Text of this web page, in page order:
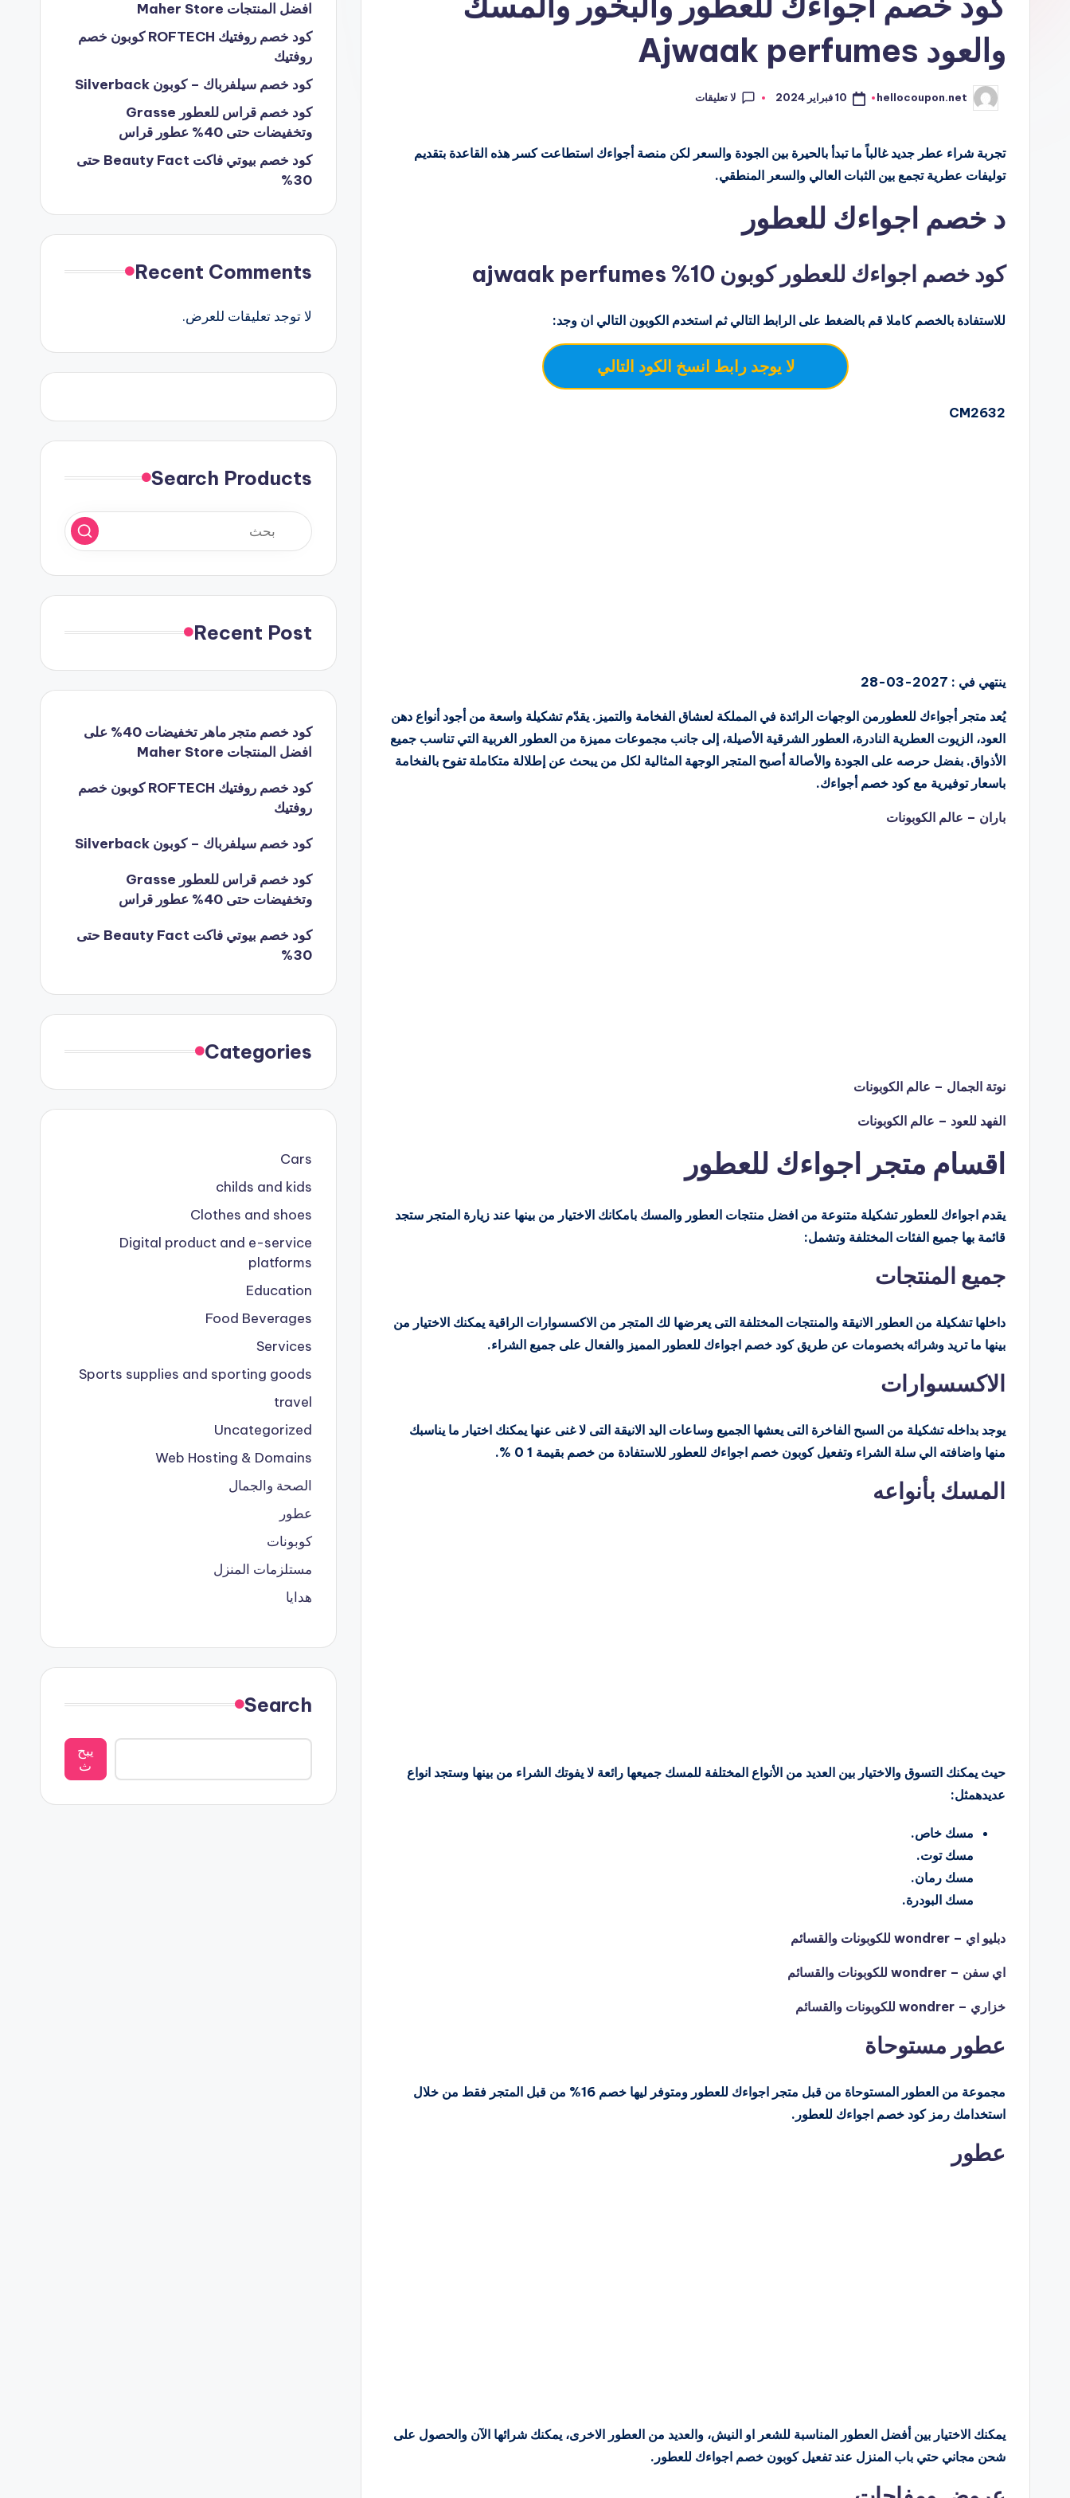
والعود Ajwaak perfumes
تمّ
النشر
hellocoupon.net 10 فبراير 2024 لا تعليقات
تجربة شراء عطر جديد غالباً ما تبدأ بالحيرة بين الجودة والسعر لكن منصة أجواءك استطاعت كسر هذه القاعدة بتقديم
توليفات عطرية تجمع بين الثبات العالي والسعر المنطقي.
د خصم اجواءك للعطور
كود خصم اجواءك للعطور كوبون 10% ajwaak perfumes
للاستفادة بالخصم كاملا قم بالضغط على الرابط التالي ثم استخدم الكوبون التالي ان وجد:
لا يوجد رابط انسخ الكود التالي
CM2632
ينتهي في : 2027-03-28
يُعد متجر أجواءك للعطورمن الوجهات الرائدة في المملكة لعشاق الفخامة والتميز. يقدّم تشكيلة واسعة من أجود أنواع دهن
العود، الزيوت العطرية النادرة، العطور الشرقية الأصيلة، إلى جانب مجموعات مميزة من العطور الغربية التي تناسب جميع
الأذواق. بفضل حرصه على الجودة والأصالة أصبح المتجر الوجهة المثالية لكل من يبحث عن إطلالة متكاملة تفوح بالفخامة
باسعار توفيرية مع كود خصم أجواءك.
باران – عالم الكوبونات
نوتة الجمال – عالم الكوبونات
الفهد للعود – عالم الكوبونات
اقسام متجر اجواءك للعطور
يقدم اجواءك للعطور تشكيلة متنوعة من افضل منتجات العطور والمسك بامكانك الاختيار من بينها عند زيارة المتجر ستجد
قائمة بها جميع الفئات المختلفة وتشمل:
جميع المنتجات
داخلها تشكيلة من العطور الانيقة والمنتجات المختلفة التى يعرضها لك المتجر من الاكسسوارات الراقية يمكنك الاختيار من
بينها ما تريد وشرائه بخصومات عن طريق كود خصم اجواءك للعطور المميز والفعال على جميع الشراء.
الاكسسوارات
يوجد بداخله تشكيلة من السبح الفاخرة التى يعشها الجميع وساعات اليد الانيقة التى لا غنى عنها يمكنك اختيار ما يناسبك
منها واضافته الي سلة الشراء وتفعيل كوبون خصم اجواءك للعطور للاستفادة من خصم بقيمة 1 0 %.
المسك بأنواعه
حيث يمكنك التسوق والاختيار بين العديد من الأنواع المختلفة للمسك جميعها رائعة لا يفوتك الشراء من بينها وستجد انواع
عديدهمثل:
مسك خاص.
مسك توت.
مسك رمان.
مسك البودرة.
دبليو اي – wondrer للكوبونات والقسائم
اي سفن – wondrer للكوبونات والقسائم
خزاري – wondrer للكوبونات والقسائم
عطور مستوحاة
مجموعة من العطور المستوحاة من قبل متجر اجواءك للعطور ومتوفر ليها خصم 16% من قبل المتجر فقط من خلال
استخدامك رمز كود خصم اجواءك للعطور.
عطور
يمكنك الاختيار بين أفضل العطور المناسبة للشعر او النيش، والعديد من العطور الاخرى، يمكنك شرائها الآن والحصول على
شحن مجاني حتي باب المنزل عند تفعيل كوبون خصم اجواءك للعطور.
افضل المنتجات Maher Store
كود خصم روفتيك ROFTECH كوبون خصم
روفتيك
كود خصم سيلفرباك – كوبون Silverback
كود خصم قراس للعطور Grasse
وتخفيضات حتى 40% عطور قراس
كود خصم بيوتي فاكت Beauty Fact حتى
30%
Recent Comments
لا توجد تعليقات للعرض.
Search Products
Recent Post
كود خصم متجر ماهر تخفيضات 40% على
افضل المنتجات Maher Store
كود خصم روفتيك ROFTECH كوبون خصم
روفتيك
كود خصم سيلفرباك – كوبون Silverback
كود خصم قراس للعطور Grasse
وتخفيضات حتى 40% عطور قراس
كود خصم بيوتي فاكت Beauty Fact حتى
30%
Categories
Cars
childs and kids
Clothes and shoes
Digital product and e-service
platforms
Education
Food Beverages
Services
Sports supplies and sporting goods
travel
Uncategorized
Web Hosting & Domains
الصحة والجمال
عطور
كوبونات
مستلزمات المنزل
هدايا
Search
يبح
ث